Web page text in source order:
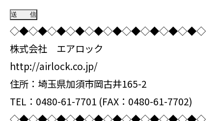
◇◆◇◆◇◆◇◆◇◆◇◆◇◆◇◆◇◆◇◆◇
株式会社 エアロック
http://airlock.co.jp/
住所：埼玉県加須市岡古井165-2
TEL：0480-61-7701 (FAX：0480-61-7702)